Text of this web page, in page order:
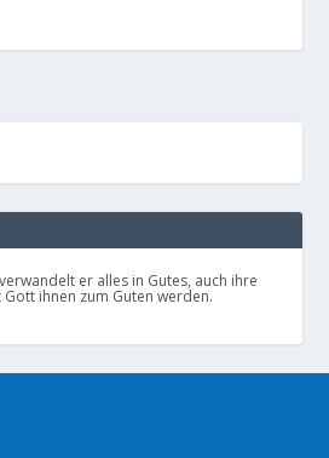
er alles in Gutes, auch ihre
ihnen zum Guten werden.